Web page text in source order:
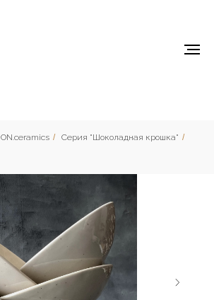
ON.ceramics / Серия "Шоколадная крошка" /